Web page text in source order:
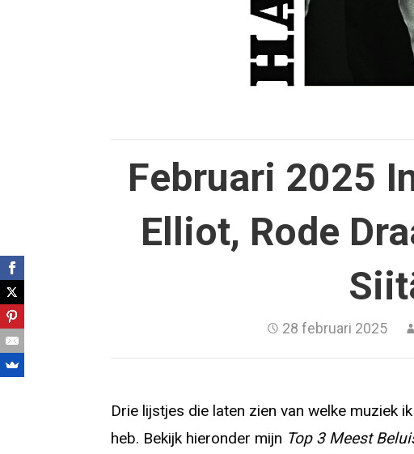
Februari 2025
Elliot, Rode
28 februari 2025
Drie lijstjes die laten zien van welke muziek
heb. Bekijk hieronder mijn Top 3 Meest